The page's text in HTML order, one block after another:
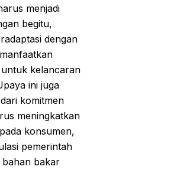
menjadi
begitu,
dengan
kelancaran
ini juga
komitmen
meningkatkan
konsumen,
pemerintah
bakar